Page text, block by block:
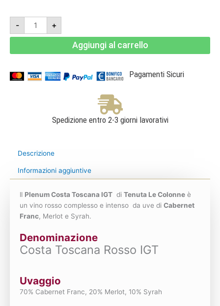
-
Tenuta
Colonne
Plenum
Bio
2021
+
Aggiungi al carrello
Pagamenti Sicuri
Spedizione entro 2-3 giorni lavorativi
Descrizione
Informazioni aggiuntive
ll Plenum Costa Toscana IGT di Tenuta Le Colonne è
un vino rosso complesso e intenso da uve di Cabernet
Franc, Merlot e Syrah.
Denominazione
Costa Toscana Rosso IGT
Uvaggio
70% Cabernet Franc, 20% Merlot, 10% Syrah